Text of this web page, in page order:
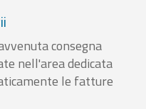
consegna
nell'area dedicata
le fatture